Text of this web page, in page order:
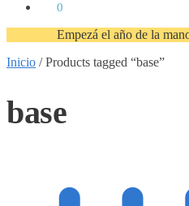
0
Empezá el año de la
Inicio /Products tagged “base”
base